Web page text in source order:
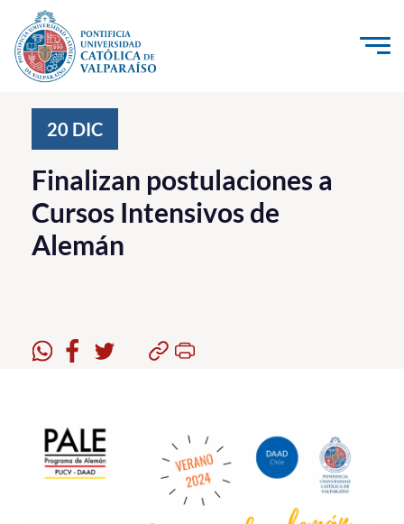
Click acá para ir directamente al contenido
Investigación, Creación e Innovación
PUCV Internacional
Vinculación con el Medio
Postgrado
Estudiantes
20 DIC
Finalizan postulaciones a
Cursos Intensivos de
Alemán